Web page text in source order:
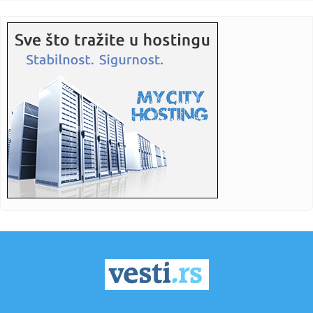
13:07: Поведите свог љубимца у биоскоп: OPENS...
13:03:
13:03:Ketrin Zita Džonus se vraća u velikom stilu: Glavna uloga u
nov...
13:03:EKSKLUZIVNO NA ZEMUN FESTU: Film sa Kanskog festivala
otvara mani...
13:02:Nolan oborio sve rekorde u Srbiji: "Odiseju" pogledalo
više od 1...
Leapmotor u julu isporučio više od 100.000 vozila